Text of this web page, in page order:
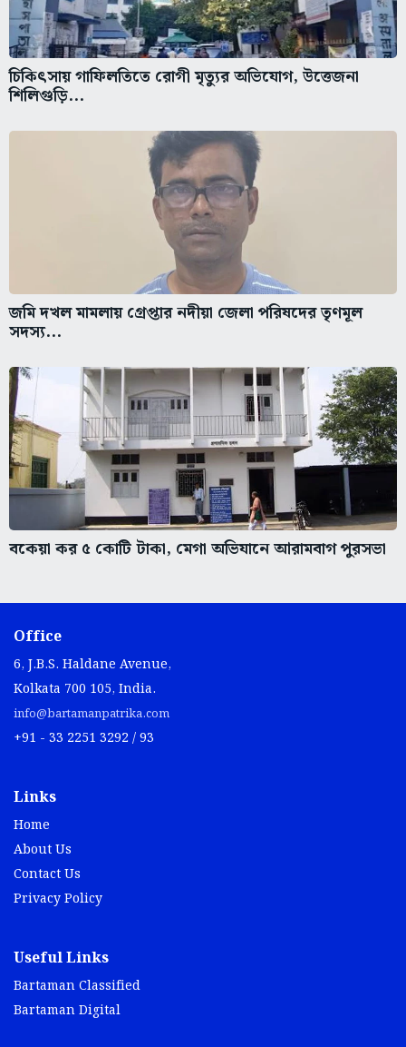
চিকিৎসায় গাফিলতিতে রোগী মৃত্যুর অভিযোগ, উত্তেজনা
শিলিগুড়ি...
জমি দখল মামলায় গ্রেপ্তার নদীয়া জেলা পরিষদের তৃণমূল
সদস্য...
বকেয়া কর ৫ কোটি টাকা, মেগা অভিযানে আরামবাগ পুরসভা
Office
6, J.B.S. Haldane Avenue,
Kolkata 700 105, India.
info@bartamanpatrika.com
+91 - 33 2251 3292 / 93
Links
Home
About Us
Contact Us
Privacy Policy
Useful Links
Bartaman Classified
Bartaman Digital